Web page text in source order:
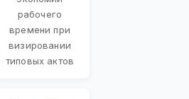
рабочего
времени при
визировании
типовых актов